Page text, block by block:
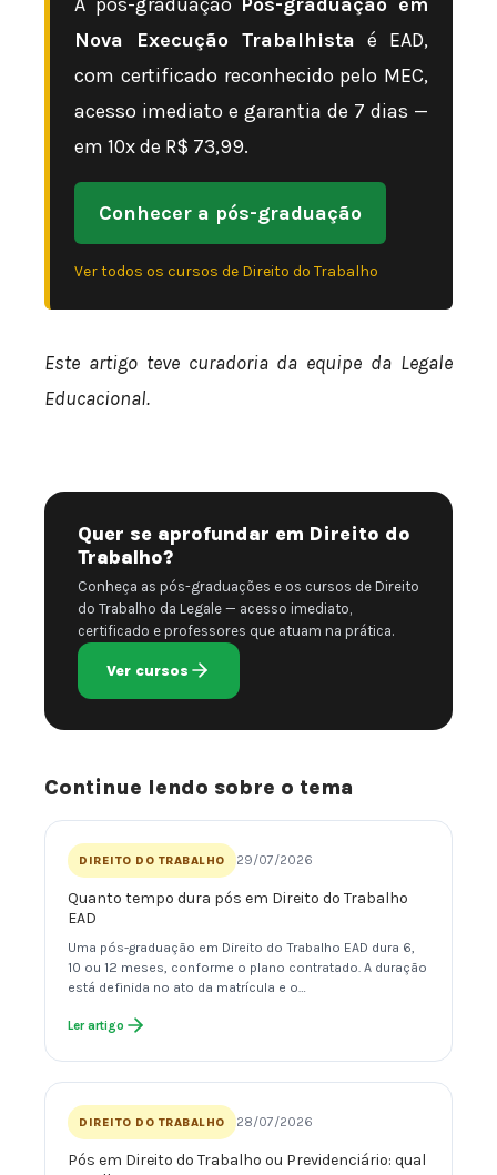
Nova Execução Trabalhista é EAD,
com certificado reconhecido pelo MEC,
acesso imediato e garantia de 7 dias —
em 10x de R$ 73,99.
Conhecer a pós-graduação
Ver todos os cursos de Direito do Trabalho
Este artigo teve curadoria da equipe da Legale
Educacional.
Quer se aprofundar em Direito do
Trabalho?
Conheça as pós-graduações e os cursos de Direito
do Trabalho da Legale — acesso imediato,
certificado e professores que atuam na prática.
Ver cursos
Continue lendo sobre o tema
DIREITO DO TRABALHO 29/07/2026
Quanto tempo dura pós em Direito do Trabalho
EAD
Uma pós-graduação em Direito do Trabalho EAD dura 6,
10 ou 12 meses, conforme o plano contratado. A duração
está definida no ato da matrícula e o…
Ler artigo
DIREITO DO TRABALHO 28/07/2026
Pós em Direito do Trabalho ou Previdenciário: qual